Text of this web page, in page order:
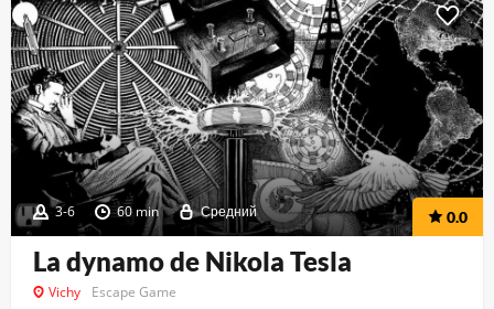
3-6 60 min Средний 0.0
La dynamo de Nikola Tesla
Vichy Escape Game